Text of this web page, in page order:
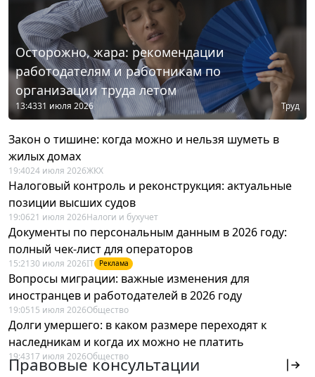
Осторожно, жара: рекомендации
работодателям и работникам по
организации труда летом
13:4331 июля 2026 Труд
Закон о тишине: когда можно и нельзя шуметь в
жилых домах
19:4024 июля 2026ЖКХ
Налоговый контроль и реконструкция: актуальные
позиции высших судов
19:0621 июля 2026Налоги и бухучет
Документы по персональным данным в 2026 году:
полный чек-лист для операторов
15:21 30 июля 2026IT Реклама
Вопросы миграции: важные изменения для
иностранцев и работодателей в 2026 году
19:0515 июля 2026Общество
Долги умершего: в каком размере переходят к
наследникам и когда их можно не платить
19:4317 июля 2026Общество
Правовые консультации